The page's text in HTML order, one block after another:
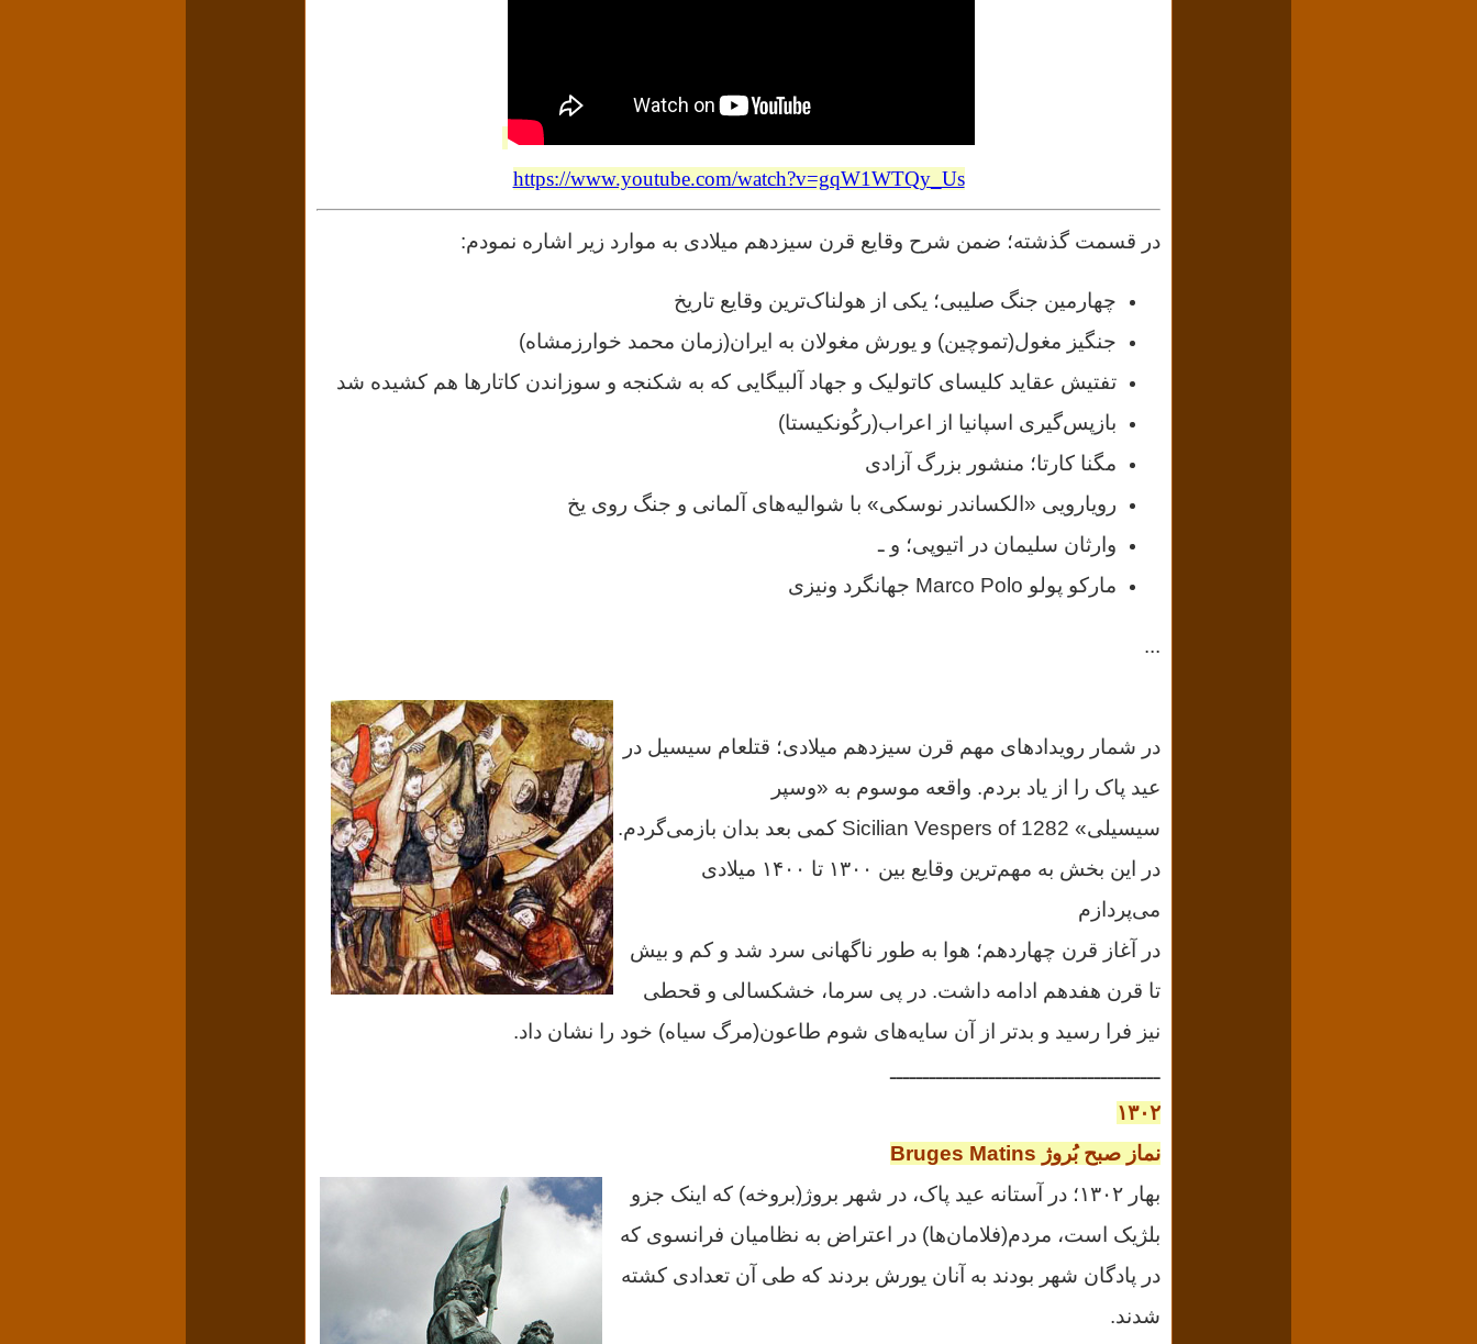
https://www.youtube.com/watch?v=gqW1WTQy_Us
در قسمت گذشته؛ ضمن شرح وقایع قرن سیزدهم میلادی به موارد زیر اشاره نمودم:
چهارمین جنگ صلیبی؛ یکی از هولناک‌ترین وقایع تاریخ
جنگیز مغول(تموچین) و یورش مغولان به ایران(زمان محمد خوارزمشاه)
تفتیش عقاید کلیسای کاتولیک و جهاد آلبیگایی که به شکنجه و سوزاندن کاتارها هم کشیده شد
بازپس‌گیری اسپانیا از اعراب(رکُونکیستا)
مگنا کارتا؛ منشور بزرگ آزادی
رویارویی «الکساندر نوسکی» با شوالیه‌های آلمانی و جنگ روی یخ
وارثان سلیمان در اتیوپی؛ و ـ
مارکو پولو Marco Polo جهانگرد ونیزی
...
در شمار رویدادهای مهم قرن سیزدهم میلادی؛ قتلعام سیسیل در
عید پاک را از یاد بردم. واقعه موسوم به «وسپر
سیسیلی» Sicilian Vespers of 1282 کمی بعد بدان بازمی‌گردم.
در این بخش به مهم‌ترین وقایع بین ۱۳۰۰ تا ۱۴۰۰ میلادی
می‌پردازم
در آغاز قرن چهاردهم؛ هوا به طور ناگهانی سرد شد و کم و بیش
تا قرن هفدهم ادامه داشت. در پی سرما، خشکسالی و قحطی
نیز فرا رسید و بدتر از آن سایه‌های شوم طاعون(مرگ سیاه) خود را نشان داد.
ـــــــــــــــــــــــــــــــــــــــــ
۱۳۰۲
نماز صبح بُروژ Bruges Matins
بهار ۱۳۰۲؛ در آستانه عید پاک، در شهر بروژ(بروخه) که اینک جزو
بلژیک است، مردم(فلامان‌ها) در اعتراض به نظامیان فرانسوی که
در پادگان شهر بودند به آنان یورش بردند که طی آن تعدادی کشته
شدند.